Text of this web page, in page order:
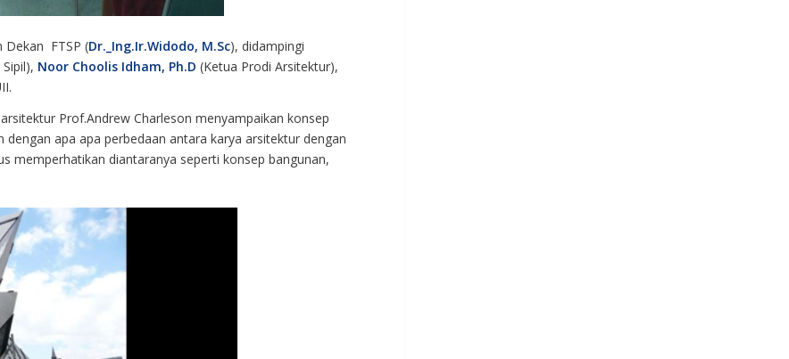
Dekan FTSP (Dr._Ing.Ir.Widodo, M.Sc), didampingi
Noor Choolis Idham, Ph.D (Ketua Prodi Arsitektur),
Prof.Andrew Charleson menyampaikan konsep
apa apa perbedaan antara karya arsitektur dengan
memperhatikan diantaranya seperti konsep bangunan,